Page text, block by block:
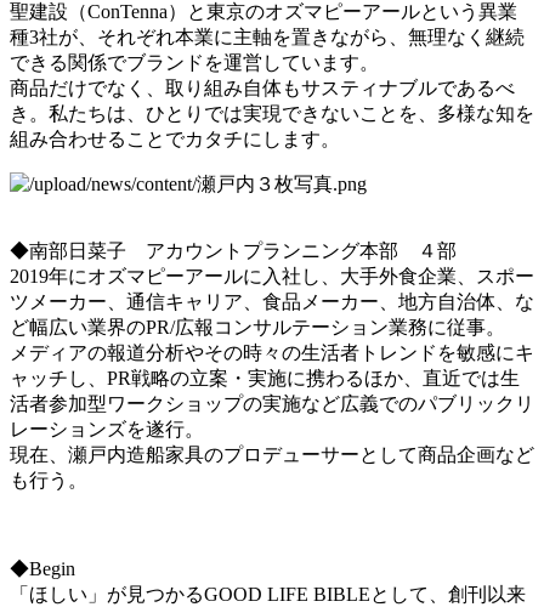
聖建設（ConTenna）と東京のオズマピーアールという異業
種3社が、それぞれ本業に主軸を置きながら、無理なく継続
できる関係でブランドを運営しています。
商品だけでなく、取り組み自体もサスティナブルであるべ
き。私たちは、ひとりでは実現できないことを、多様な知を
組み合わせることでカタチにします。
◆南部日菜子 アカウントプランニング本部 ４部
2019年にオズマピーアールに入社し、大手外食企業、スポー
ツメーカー、通信キャリア、食品メーカー、地方自治体、な
ど幅広い業界のPR/広報コンサルテーション業務に従事。
メディアの報道分析やその時々の生活者トレンドを敏感にキ
ャッチし、PR戦略の立案・実施に携わるほか、直近では生
活者参加型ワークショップの実施など広義でのパブリックリ
レーションズを遂行。
現在、瀬戸内造船家具のプロデューサーとして商品企画など
も行う。
◆Begin
「ほしい」が見つかるGOOD LIFE BIBLEとして、創刊以来